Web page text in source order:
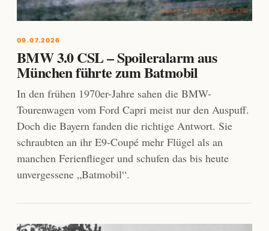
09.07.2026
BMW 3.0 CSL – Spoileralarm aus
München führte zum Batmobil
In den frühen 1970er-Jahre sahen die BMW-
Tourenwagen vom Ford Capri meist nur den Auspuff.
Doch die Bayern fanden die richtige Antwort. Sie
schraubten an ihr E9-Coupé mehr Flügel als an
manchen Ferienflieger und schufen das bis heute
unvergessene „Batmobil“.